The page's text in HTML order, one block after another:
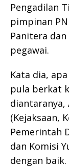
Pengadilan
pimpinan
Panitera
pegawai.
Kata dia,
pula berkat
diantaranya,
(Kejaksaan,
Pemerintah
dan Komisi
dengan baik.